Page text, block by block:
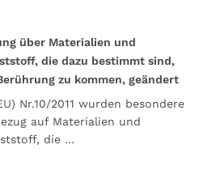
über Materialien und
die dazu bestimmt sind,
zu kommen, geändert
Nr.10/2011 wurden besondere
auf Materialien und
die …